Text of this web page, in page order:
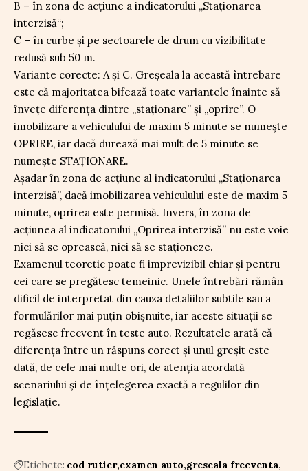
B – în zona de acțiune a indicatorului „Staționarea
interzisă“;
C – în curbe și pe sectoarele de drum cu vizibilitate
redusă sub 50 m.
Variante corecte: A și C. Greșeala la această întrebare
este că majoritatea bifează toate variantele înainte să
învețe diferența dintre „staționare” și „oprire”. O
imobilizare a vehiculului de maxim 5 minute se numește
OPRIRE, iar dacă durează mai mult de 5 minute se
numește STAȚIONARE.
Așadar în zona de acțiune al indicatorului „Staționarea
interzisă”, dacă imobilizarea vehiculului este de maxim 5
minute, oprirea este permisă. Invers, în zona de
acțiunea al indicatorului „Oprirea interzisă” nu este voie
nici să se oprească, nici să se staționeze.
Examenul teoretic poate fi imprevizibil chiar și pentru
cei care se pregătesc temeinic. Unele întrebări rămân
dificil de interpretat din cauza detaliilor subtile sau a
formulărilor mai puțin obişnuite, iar aceste situații se
regăsesc frecvent în teste auto. Rezultatele arată că
diferența între un răspuns corect și unul greșit este
dată, de cele mai multe ori, de atenția acordată
scenariului și de înțelegerea exactă a regulilor din
legislație.
Etichete: cod rutier examen auto greseala frecventa